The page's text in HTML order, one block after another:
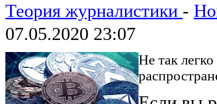
Теория журналистики -
07.05.2020 23:07
Не так